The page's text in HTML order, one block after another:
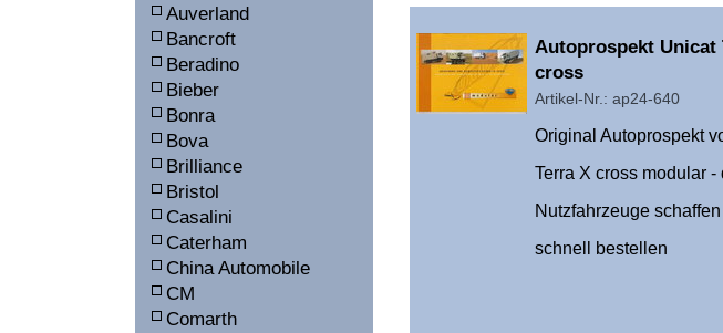
Auverland
Bancroft
Beradino
Bieber
Bonra
Bova
Brilliance
Bristol
Casalini
Caterham
China Automobile
CM
Comarth
Überschrift
1
Autoprospekt Unicat
cross
Artikel-Nr.: ap24-640
Original Autoprospekt
Terra X cross modular -
Nutzfahrzeuge
schnell bestellen